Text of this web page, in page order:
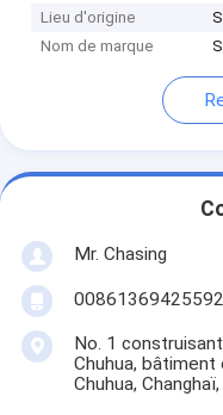
Lieu d'origine
Nom de marque
Mr. Chasing
No. 1
Chuhua,
Chuhua,